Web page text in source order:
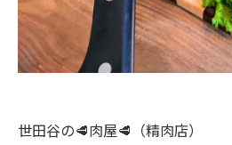
世田谷の🥩肉屋🥩（精肉店）